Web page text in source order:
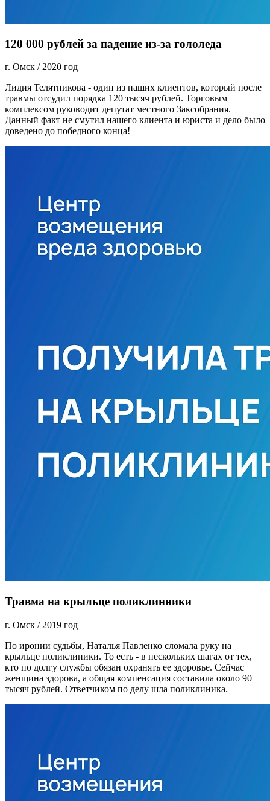
120 000 рублей за падение из-за гололеда
г. Омск / 2020 год
Лидия Телятникова - один из наших клиентов, который после
травмы отсудил порядка 120 тысяч рублей. Торговым
комплексом руководит депутат местного Заксобрания.
Данный факт не смутил нашего клиента и юриста и дело было
доведено до победного конца!
Травма на крыльце поликлинники
г. Омск / 2019 год
По иронии судьбы, Наталья Павленко сломала руку на
крыльце поликлиники. То есть - в нескольких шагах от тех,
кто по долгу службы обязан охранять ее здоровье. Сейчас
женщина здорова, а общая компенсация составила около 90
тысяч рублей. Ответчиком по делу шла поликлиника.